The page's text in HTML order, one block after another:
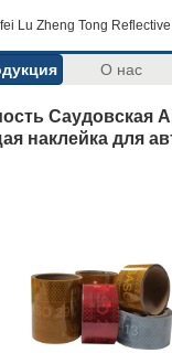
Lu Zheng Tong
О нас
Саудовская
наклейка для